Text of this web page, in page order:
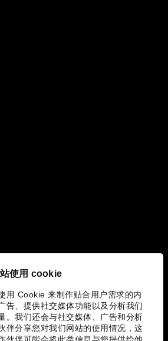
使用 cookie
用 Cookie 来制作贴合用户需求的内
告、提供社交媒体功能以及分析我们
。我们还会与社交媒体、广告和分析
伴分享您对我们网站的使用情况，这